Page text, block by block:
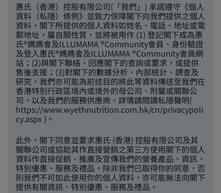
惠氏（香港）控股有限公司(「我們」) 承諾遵守《個人
資料（私隱）條例》並致力保障閣下向我們提供之個人
資料。閣下所提供的個人資料如姓名、電話、地址或電
郵地址，屬自願性質，並將被用作 (1) 登記閣下成為惠
氏®媽媽會及ILLUMAMA ®Community會員、身份驗證
及登入惠氏®媽媽會及ILLUMAMA ®Community會員網
站；(2)與閣下聯絡、回應閣下的查詢或要求，或提供
售後支援；(3)對閣下的數據分析、內部統計、調查及
研究。我們亦可能為前述目的將此等資料傳送至我們在
香港特別行政區境內或境外的母公司、附屬或關聯公
司，以及我們的服務供應商。詳情請閱讀私隱聲明(
https://www.wyethnutrition.com.hk/cn/privacypoli
cy.aspx )。
此外，閣下同意並要求惠氏 (香港) 控股有限公司及其
關聯公司或協助其作直接營銷之第三方使用閣下的個人
資料作直接促銷、推廣及宣傳我們的營養產品、資訊、
特別優惠、服務及禮品。除非我們已取得你的同意，否
則我們不可如此使用你的個人資料，亦可能無法向閣下
提供有關資訊、特別優惠、服務及禮品。